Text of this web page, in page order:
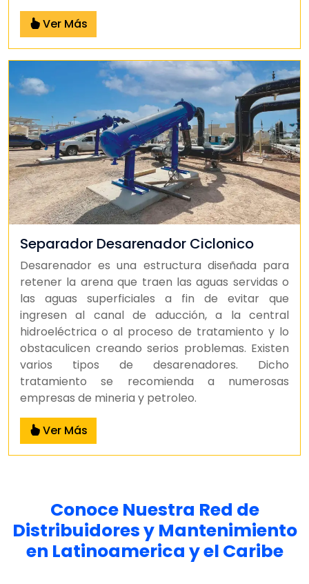
Ver Más
Separador Desarenador Ciclonico
Desarenador es una estructura diseñada para
retener la arena que traen las aguas servidas o
las aguas superficiales a fin de evitar que
ingresen al canal de aducción, a la central
hidroeléctrica o al proceso de tratamiento y lo
obstaculicen creando serios problemas. Existen
varios tipos de desarenadores. Dicho
tratamiento se recomienda a numerosas
empresas de mineria y petroleo.
Ver Más
Conoce Nuestra Red de
Distribuidores y Mantenimiento
en Latinoamerica y el Caribe